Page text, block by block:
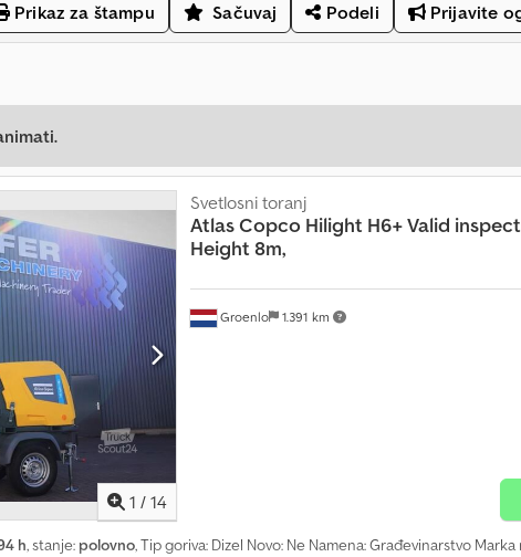
Prikaz za štampu Sačuvaj Podeli Prijavite
1 / 14
Groenlo 1.391 km
Svetlosni toranj
Atlas Copco Hilight H6+ Valid
Height 8m,
h, stanje: polovno, Tip goriva: Dizel Novo: Ne Namena: Građevinarstvo